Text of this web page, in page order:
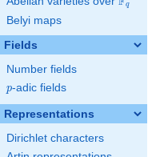
q
Belyi maps
Fields
Number fields
p
p-adic fields
Representations
Dirichlet characters